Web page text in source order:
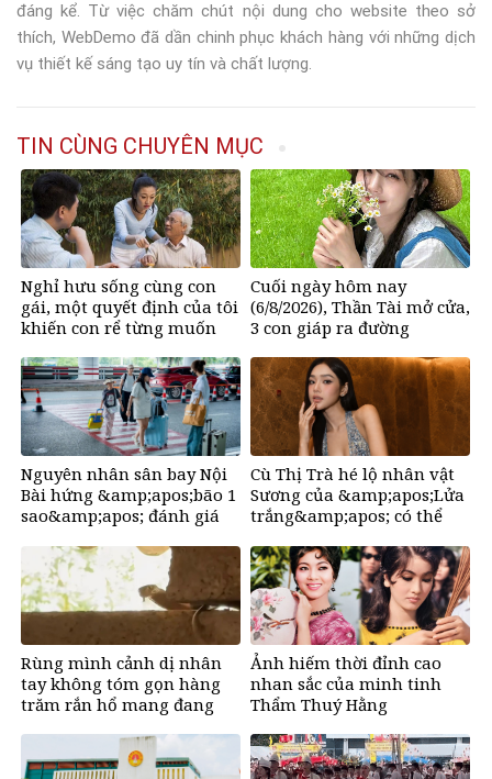
đáng kể. Từ việc chăm chút nội dung cho website theo sở
thích, WebDemo đã dần chinh phục khách hàng với những dịch
vụ thiết kế sáng tạo uy tín và chất lượng.
TIN CÙNG CHUYÊN MỤC
Nghỉ hưu sống cùng con
gái, một quyết định của tôi
khiến con rể từng muốn
bố vợ vô điều kiện
Cuối ngày hôm nay
(6/8/2026), Thần Tài mở cửa,
3 con giáp ra đường
vàng&amp;apos;, mỏi tay
đếm tiền, giàu nứt đố đổ
vách
Nguyên nhân sân bay Nội
Bài hứng &amp;apos;bão 1
sao&amp;apos; đánh giá
Cù Thị Trà hé lộ nhân vật
Sương của &amp;apos;Lửa
trắng&amp;apos; có thể
nào&amp;apos;
Rùng mình cảnh dị nhân
tay không tóm gọn hàng
trăm rắn hổ mang đang
Ảnh hiếm thời đỉnh cao
nhan sắc của minh tinh
Thẩm Thuý Hằng